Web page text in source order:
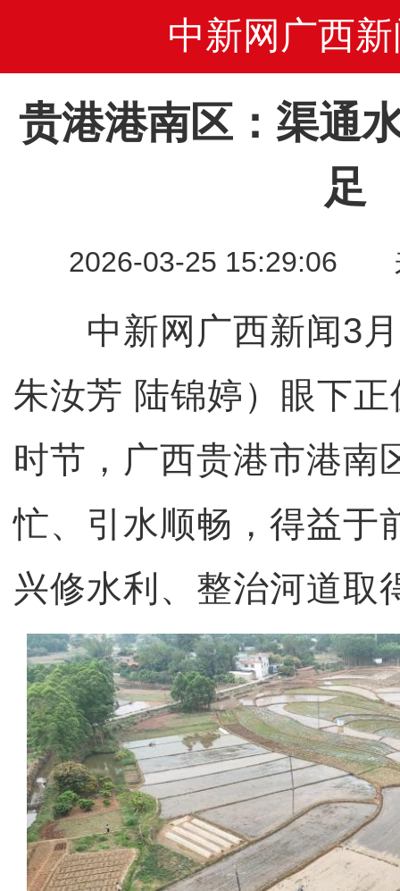
中新网广西新
贵港港南区：渠通
足
2026-03-25 15:29:06
中新网广西新闻3月
朱汝芳 陆锦婷）眼下
时节，广西贵港市港南
忙、引水顺畅，得益于
兴修水利、整治河道取